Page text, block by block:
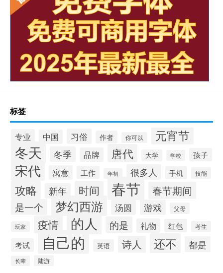
标签
专业 中国 习俗 作者 你可以 元宵节
冬天 冬季 品牌 唐代 大学 学校 孩子
宋代 寓意 工作 年初 很多人 手机 技能
攻略 新年 时间 春节 春节期间
是一个 梦幻西游 汤圆 游戏 父母
玩家 疫情 的人 的是 礼物 红包 考生
考试 自己的 英语 诗人 还不 都是
长辈 陆游